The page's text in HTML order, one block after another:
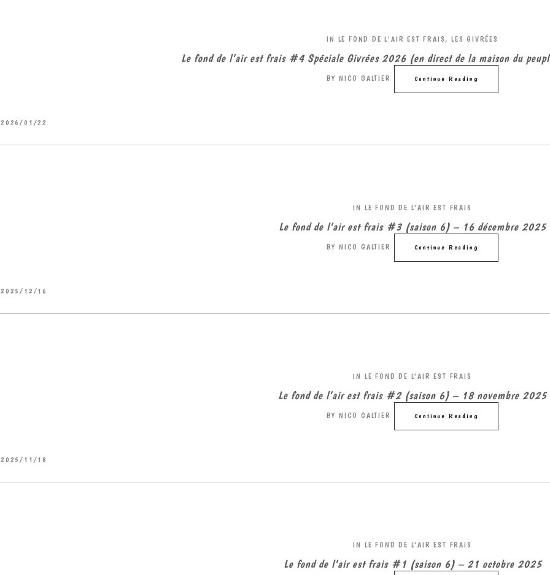
IN LE FOND DE L'AIR EST FRAIS , LES GIVRÉES
Le fond de l’air est frais #4 Spéciale Givrées 2026 (en direct de la maison du
BY NICO GALTIER Continue Reading
2026/01/22
IN LE FOND DE L'AIR EST FRAIS
Le fond de l’air est frais #3 (saison 6) – 16 décembre 2025
BY NICO GALTIER Continue Reading
2025/12/16
IN LE FOND DE L'AIR EST FRAIS
Le fond de l’air est frais #2 (saison 6) – 18 novembre 2025
BY NICO GALTIER Continue Reading
2025/11/18
IN LE FOND DE L'AIR EST FRAIS
Le fond de l’air est frais #1 (saison 6) – 21 octobre 2025